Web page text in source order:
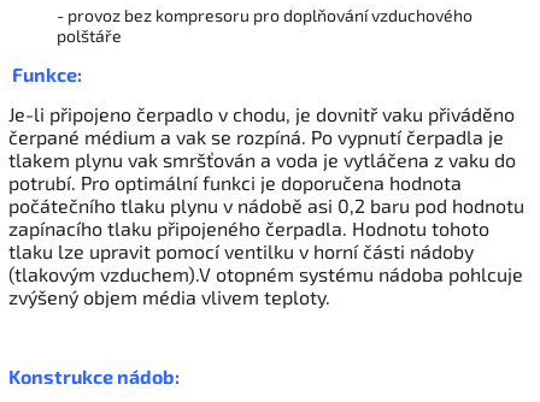
- provoz bez kompresoru pro doplňování vzduchového
polštáře
Funkce:
Je-li připojeno čerpadlo v chodu, je dovnitř vaku přiváděno
čerpané médium a vak se rozpíná. Po vypnutí čerpadla je
tlakem plynu vak smršťován a voda je vytláčena z vaku do
potrubí. Pro optimální funkci je doporučena hodnota
počátečního tlaku plynu v nádobě asi 0,2 baru pod hodnotu
zapínacího tlaku připojeného čerpadla. Hodnotu tohoto
tlaku lze upravit pomocí ventilku v horní části nádoby
(tlakovým vzduchem).V otopném systému nádoba pohlcuje
zvýšený objem média vlivem teploty.
Konstrukce nádob: